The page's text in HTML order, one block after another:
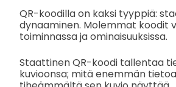
QR-koodilla on kaksi tyyppiä:
dynaaminen. Molemmat koodit
toiminnassa ja ominaisuuksissa.
Staattinen QR-koodi tallentaa
kuvioonsa; mitä enemmän